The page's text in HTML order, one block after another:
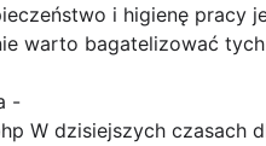
i higienę pracy
warto bagatelizować
-
W dzisiejszych czasach